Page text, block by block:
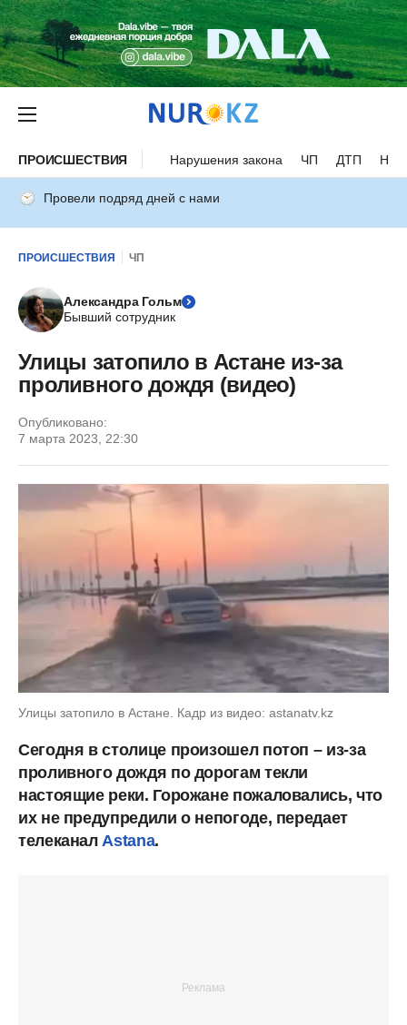
ПРОИСШЕСТВИЯ Нарушения закона ЧП ДТП
Провели подряд дней с нами
ПРОИСШЕСТВИЯ ЧП
Александра Гольм
Бывший сотрудник
Улицы затопило в Астане из-за
проливного дождя (видео)
Опубликовано:
7 марта 2023, 22:30
Улицы затопило в Астане. Кадр из видео: astanatv.kz
Сегодня в столице произошел потоп – из-за
проливного дождя по дорогам текли
настоящие реки. Горожане пожаловались, что
их не предупредили о непогоде, передает
телеканал Astana.